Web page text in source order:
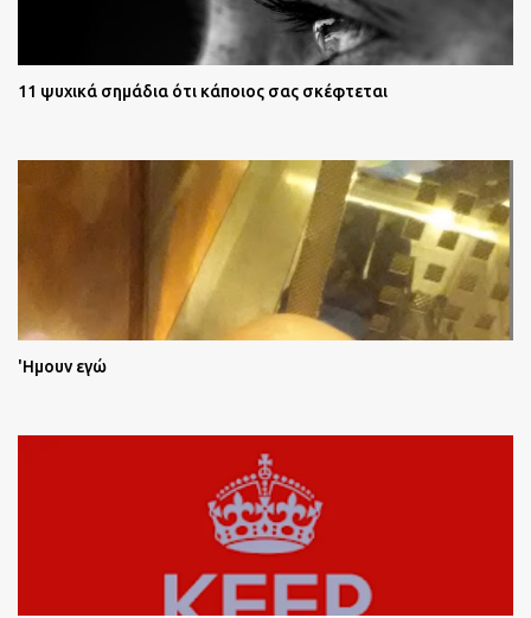
11 ψυχικά σημάδια ότι κάποιος σας σκέφτεται
'Ημουν εγώ